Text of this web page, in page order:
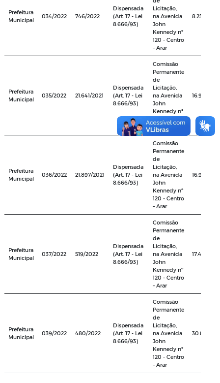
Prefeitura
Municipal
034/2022 746/2022
Dispensada
(Art. 17 - Lei
8.666/93)
Licitação,
na Avenida
John
Kennedy nº
120 - Centro
– Arar
8.250,00
Prefeitura
Municipal
035/2022 21.641/2021
Dispensada
(Art. 17 - Lei
8.666/93)
Comissão
Permanente
de
Licitação,
na Avenida
John
Kennedy nº
120 - Centro
– Arar
16.980,00
Prefeitura
Municipal
036/2022 21.897/2021
Dispensada
(Art. 17 - Lei
8.666/93)
Comissão
Permanente
de
Licitação,
na Avenida
John
Kennedy nº
120 - Centro
– Arar
16.985,00
Prefeitura
Municipal
037/2022 519/2022
Dispensada
(Art. 17 - Lei
8.666/93)
Comissão
Permanente
de
Licitação,
na Avenida
John
Kennedy nº
120 - Centro
– Arar
17.496,00
Prefeitura
Municipal
039/2022 480/2022
Dispensada
(Art. 17 - Lei
8.666/93)
Comissão
Permanente
de
Licitação,
na Avenida
John
Kennedy nº
120 - Centro
– Arar
30.800,00